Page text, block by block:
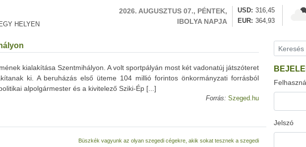
HELYEN
2026. AUGUSZTUS 07., PÉNTEK,
IBOLYA NAPJA
USD
316,45
EUR
364,93
kialakítása Szentmihályon. A volt sportpályán most két vadonatúj játszóteret
ki. A beruházás első üteme 104 millió forintos önkormányzati forrásból
alpolgármester és a kivitelező Sziki-Ép [...]
Forrás: Szeged.hu
Büszkék vagyunk az olyan szegedi cégekre, akik sokat tesznek a szegedi
Jelszó